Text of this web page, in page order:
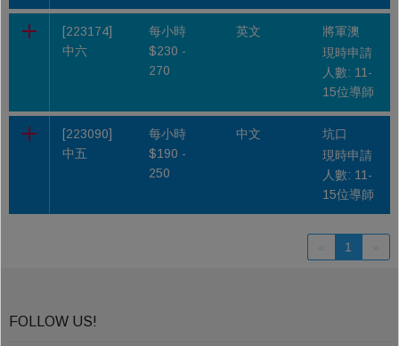
[223174]
中六
每小時
$230 -
270
英文
將軍澳
現時申請
人數: 11-
15位導師
[223090]
中五
每小時
$190 -
250
中文
坑口
現時申請
人數: 11-
15位導師
« 1 »
FOLLOW US!